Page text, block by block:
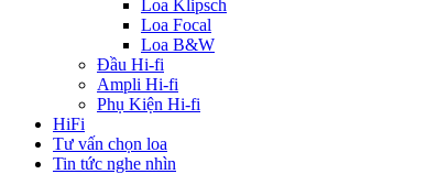
Loa Klipsch
Loa Focal
Loa B&W
Đầu Hi-fi
Ampli Hi-fi
Phụ Kiện Hi-fi
HiFi
Tư vấn chọn loa
Tin tức nghe nhìn